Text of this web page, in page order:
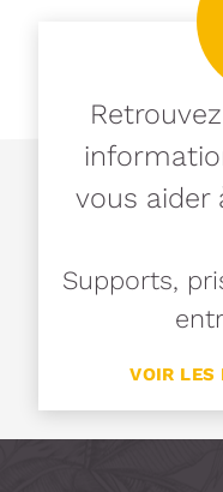
vous aider
Supports,
VOIR LES